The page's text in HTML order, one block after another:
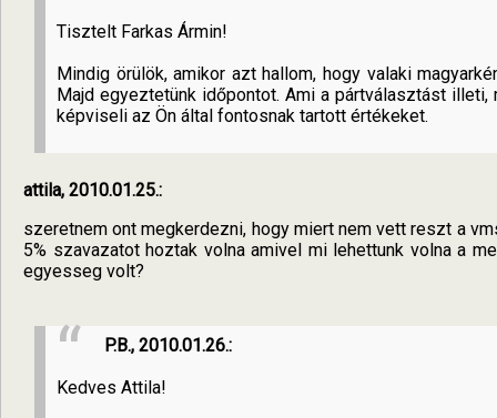
Tisztelt Farkas Ármin!
Mindig örülök, amikor azt hallom, hogy valaki
Majd egyeztetünk időpontot. Ami a pártválasztást
képviseli az Ön által fontosnak tartott értékeket.
attila, 2010.01.25.:
szeretnem ont megkerdezni, hogy miert nem vett reszt a
5% szavazatot hoztak volna amivel mi lehettunk volna a
egyesseg volt?
P.B., 2010.01.26.:
Kedves Attila!